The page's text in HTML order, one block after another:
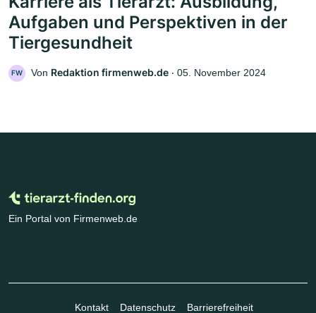
Aufgaben und Perspektiven in der
Tiergesundheit
FW Von Redaktion firmenweb.de ‧ 05. November 2024
Ein Portal von Firmenweb.de
Kontakt Datenschutz Barrierefreiheit